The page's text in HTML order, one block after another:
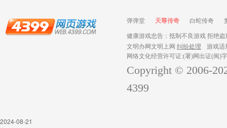
弹弹堂 天尊传奇 白蛇传奇
健康游戏忠告：抵制不良游戏 拒绝
文明办网文明上网 纠纷处理
游戏适
网络文化经营许可证:(署)网出证(闽)
Copyright © 2006-
4399
2024-08-21